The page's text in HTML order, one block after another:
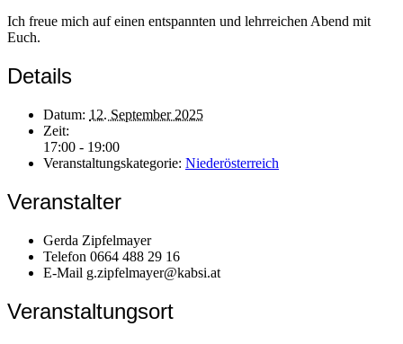
Ich freue mich auf einen entspannten und lehrreichen Abend mit
Euch.
Details
Datum: 12. September 2025
Zeit:
17:00 - 19:00
Veranstaltungskategorie: Niederösterreich
Veranstalter
Gerda Zipfelmayer
Telefon 0664 488 29 16
E-Mail g.zipfelmayer@kabsi.at
Veranstaltungsort